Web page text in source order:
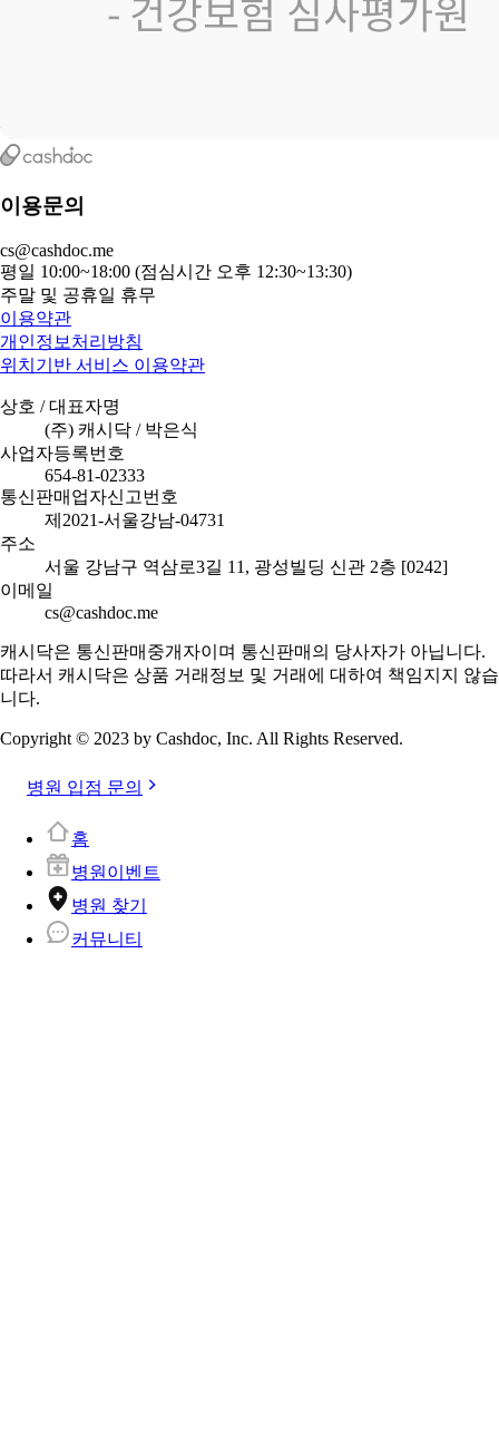
이용문의
cs@cashdoc.me
평일 10:00~18:00 (점심시간 오후 12:30~13:30)
주말 및 공휴일 휴무
이용약관
개인정보처리방침
위치기반 서비스 이용약관
상호 / 대표자명
(주) 캐시닥 / 박은식
사업자등록번호
654-81-02333
통신판매업자신고번호
제2021-서울강남-04731
주소
서울 강남구 역삼로3길 11, 광성빌딩 신관 2층 [0242]
이메일
cs@cashdoc.me
캐시닥은 통신판매중개자이며 통신판매의 당사자가 아닙니다.
따라서 캐시닥은 상품 거래정보 및 거래에 대하여 책임지지 않습
니다.
Copyright © 2023 by Cashdoc, Inc. All Rights Reserved.
병원 입점 문의
홈
병원이벤트
병원 찾기
커뮤니티